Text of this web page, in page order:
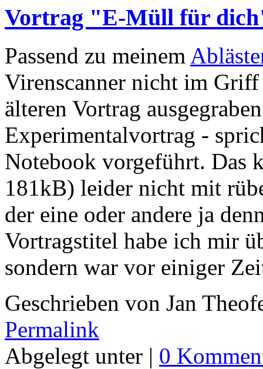
Vortrag "E-Müll für
Passend zu meinem
Virenscanner nicht im Griff
älteren Vortrag
Experimentalvortrag -
Notebook vorgeführt. Das
181kB) leider nicht mit
der eine oder andere ja
Vortragstitel habe ich mir
sondern war vor einiger
Geschrieben von Jan
Permalink
Abgelegt unter | 0